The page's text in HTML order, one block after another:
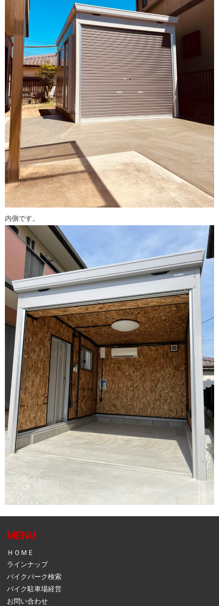
内側です。
MENU
ＨＯＭＥ
ラインナップ
バイクパーク検索
バイク駐車場経営
お問い合わせ